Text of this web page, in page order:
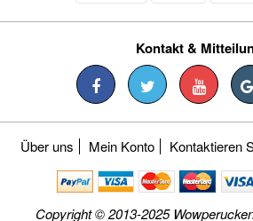
Kontakt &
Über uns Mein Konto Kontaktieren
Copyright © 2013-2025